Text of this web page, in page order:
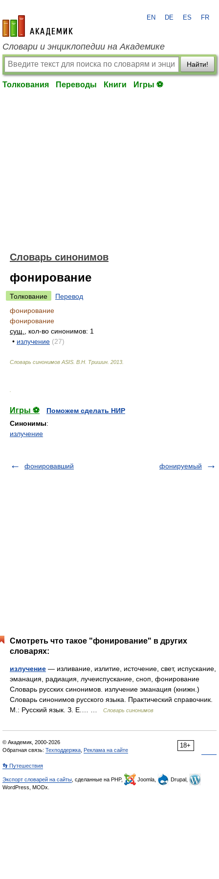
academic.ru
EN DE ES FR
Словари и энциклопедии на Академике
Найти!
Толкования Переводы Книги Игры ⚽
Словарь синонимов
фонирование
Толкование
Перевод
фонирование
фонирование
сущ.
, кол-во синонимов: 1
• излучение (27)
Словарь синонимов ASIS. В.Н. Тришин 2013
Игры ⚽
Поможем сделать НИР
Синонимы:
излучение
фонировавший фонируемый
Смотреть что такое "фонирование" в других
словарях:
излучение — изливание, излитие, источение, свет, испускание,
эманация, радиация, лучеиспускание, сноп, фонирование
Словарь русских синонимов. излучение эманация (книжн.)
Словарь синонимов русского языка. Практический справочник.
М.: Русский язык. З. Е.… …
Словарь синонимов
18+
© Академик, 2000-2026
Обратная связь: Техподдержка Реклама на сайте
👣 Путешествия
Экспорт словарей на сайты , сделанные на PHP, Joomla,
Drupal,
WordPress, MODx.